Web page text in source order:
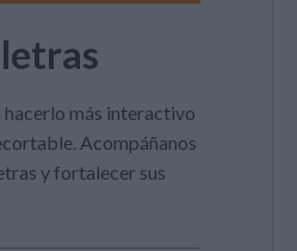
hacerlo más interactivo
Acompáñanos
y fortalecer sus